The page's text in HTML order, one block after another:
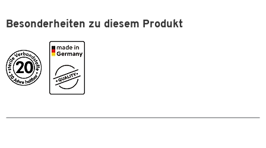
Besonderheiten zu diesem Produkt